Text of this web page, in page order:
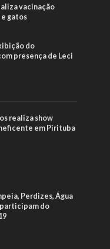
vacinação
gatos
do
presença de Leci
realiza show
em Pirituba
Perdizes, Água
participam do